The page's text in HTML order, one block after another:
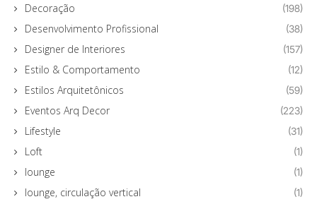
Decoração (198)
Desenvolvimento Profissional (38)
Designer de Interiores (157)
Estilo & Comportamento (12)
Estilos Arquitetônicos (59)
Eventos Arq Decor (223)
Lifestyle (31)
Loft (1)
lounge (1)
lounge, circulação vertical (1)